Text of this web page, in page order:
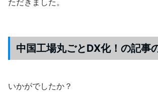
ただきました。
中国工場丸ごとDX化！の記事
いかがでしたか？